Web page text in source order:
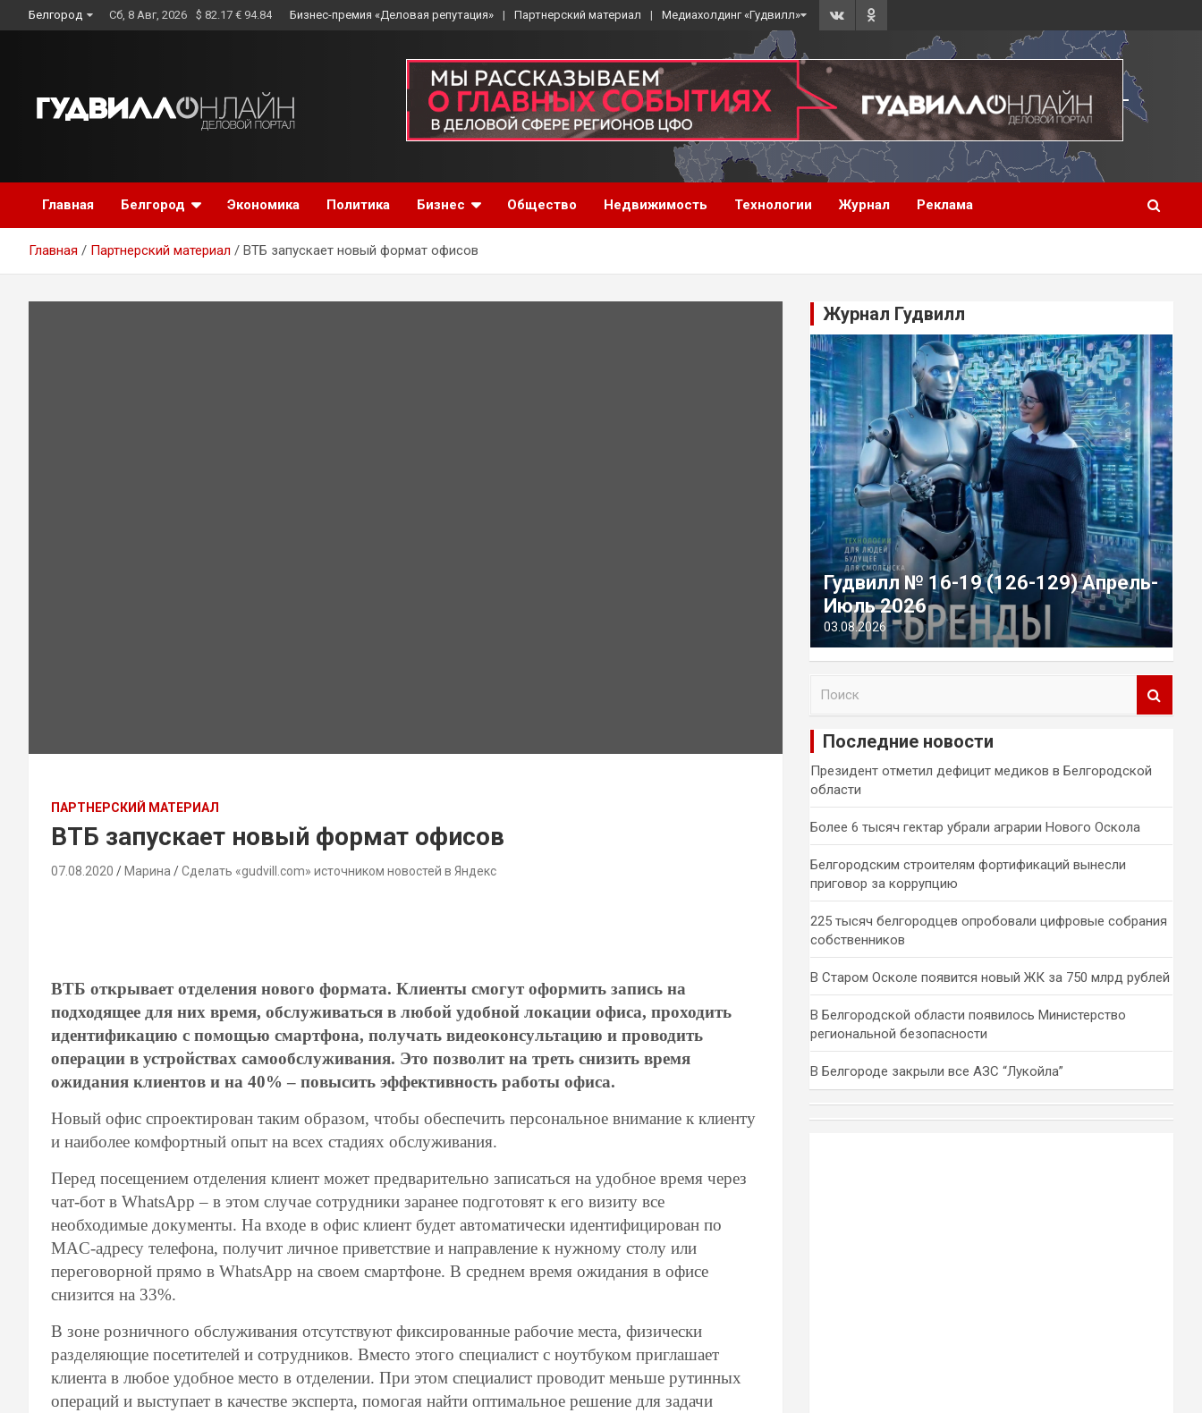
to
Белгород Сб, 8 Авг, 2026 $ 82.17 € 94.84 Бизнес-премия «Деловая репутация» Партнерский материал Медиахолдинг «Гудвилл»
Главная Белгород Экономика Политика Бизнес Общество Недвижимость Технологии Журнал Реклама
Главная Партнерский материал ВТБ запускает новый формат офисов
ПАРТНЕРСКИЙ МАТЕРИАЛ
ВТБ запускает новый формат офисов
07.08.2020 Марина Сделать «gudvill.com» источником новостей в Яндекс
ВТБ открывает отделения нового формата. Клиенты смогут оформить запись на
подходящее для них время, обслуживаться в любой удобной локации офиса, проходить
идентификацию с помощью смартфона, получать видеоконсультацию и проводить
операции в устройствах самообслуживания. Это позволит на треть снизить время
ожидания клиентов и на 40% – повысить эффективность работы офиса.
Новый офис спроектирован таким образом, чтобы обеспечить персональное внимание к клиенту
и наиболее комфортный опыт на всех стадиях обслуживания.
Перед посещением отделения клиент может предварительно записаться на удобное время через
чат-бот в WhatsApp – в этом случае сотрудники заранее подготовят к его визиту все
необходимые документы. На входе в офис клиент будет автоматически идентифицирован по
MAC-адресу телефона, получит личное приветствие и направление к нужному столу или
переговорной прямо в WhatsApp на своем смартфоне. В среднем время ожидания в офисе
снизится на 33%.
В зоне розничного обслуживания отсутствуют фиксированные рабочие места, физически
разделяющие посетителей и сотрудников. Вместо этого специалист с ноутбуком приглашает
клиента в любое удобное место в отделении. При этом специалист проводит меньше рутинных
операций и выступает в качестве эксперта, помогая найти оптимальное решение для задачи
Журнал Гудвилл
Гудвилл № 16-19 (126-129) Апрель-
Июль 2026
03.08.2026
и
Последние новости
Президент отметил дефицит медиков в Белгородской
области
Более 6 тысяч гектар убрали аграрии Нового Оскола
Белгородским строителям фортификаций вынесли
приговор за коррупцию
225 тысяч белгородцев опробовали цифровые собрания
собственников
В Старом Осколе появится новый ЖК за 750 млрд рублей
В Белгородской области появилось Министерство
региональной безопасности
В Белгороде закрыли все АЗС “Лукойла”